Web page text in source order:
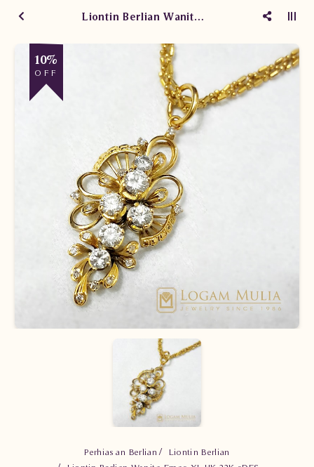
Liontin Berlian Wanita Emas XL.HK.22K sDES
10%
OFF
Perhiasan Berlian
Liontin Berlian